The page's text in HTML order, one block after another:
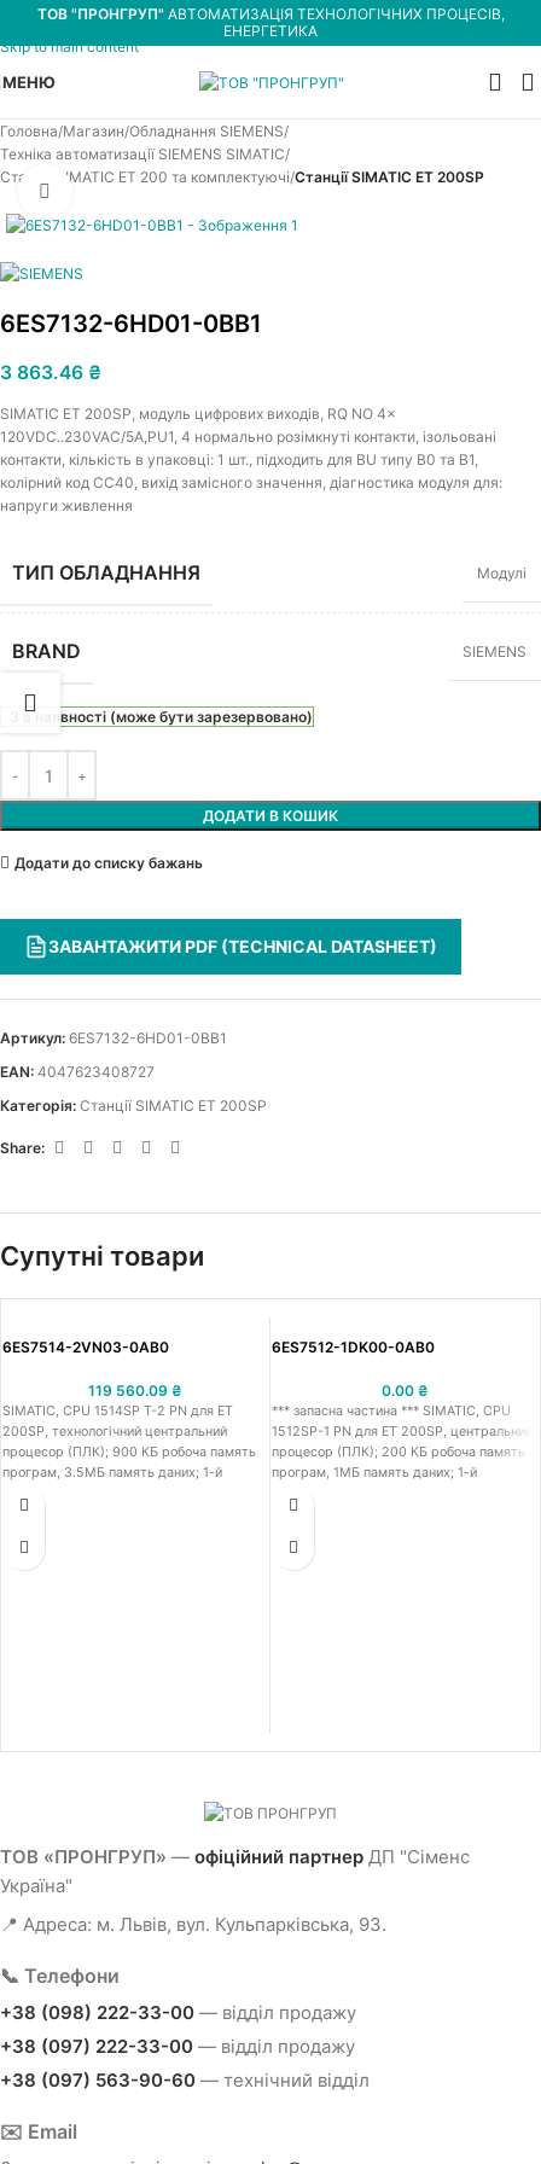
Skip to navigation
Skip to main content
ТОВ "ПРОНГРУП" АВТОМАТИЗАЦІЯ ТЕХНОЛОГІЧНИХ ПРОЦЕСІВ,
ЕНЕРГЕТИКА
МЕНЮ
Головна Магазин Обладнання SIEMENS
Техніка автоматизації SIEMENS SIMATIC
Станції SIMATIC ET 200 та комплектуючі Станції SIMATIC ET 200SP
6ES7132-6HD01-0BB1
3 863.46 ₴
SIMATIC ET 200SP, модуль цифрових виходів, RQ NO 4x
120VDC..230VAC/5A,PU1, 4 нормально розімкнуті контакти, ізольовані
контакти, кількість в упаковці: 1 шт., підходить для BU типу B0 та B1,
колірний код CC40, вихід замісного значення, діагностика модуля для:
напруги живлення
ТИП ОБЛАДНАННЯ Модулі
BRAND SIEMENS
3 в наявності (може бути зарезервовано)
ДОДАТИ В КОШИК
Додати до списку бажань
ЗАВАНТАЖИТИ PDF (TECHNICAL DATASHEET)
EAN: 4047623408727
Артикул: 6ES7132-6HD01-0BB1
Категорія: Станції SIMATIC ET 200SP
Share:
Супутні товари
6ES7514-2VN03-0AB0
119 560.09 ₴
SIMATIC, CPU 1514SP T-2 PN для ET
200SP, технологічний центральний
процесор (ПЛК); 900 КБ робоча память
програм, 3.5МБ память даних; 1-й
комутатором, 2-й інтерфейс: Profinet RT;
бітових операцій, 7 нс для операцій з
6ES7512-1DK00-0AB0
0.00 ₴
*** запасна частина *** SIMATIC, CPU
1512SP-1 PN для ET 200SP, центральний
процесор (ПЛК); 200 КБ робоча память
програм, 1МБ память даних; 1-й
комутатором, 2-й інтерфейс: відсутній;
бітових операцій, 58 нс для операцій з
ТОВ «ПРОНГРУП» — офіційний партнер ДП "Сіменс
Україна"
📍 Адреса: м. Львів, вул. Кульпарківська, 93.
📞 Телефони
+38 (098) 222-33-00 — відділ продажу
+38 (097) 222-33-00 — відділ продажу
+38 (097) 563-90-60 — технічний відділ
✉️ Email